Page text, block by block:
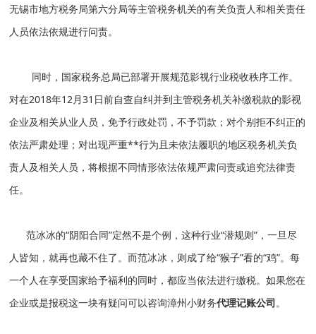
无锡市地方税务局第六分局等主管税务机关的有关负责人和相关责任
人员依法依规进行问责。
同时，国家税务总局已部署开展规范影视行业税收秩序工作。
对在2018年12月31日前自查自纠并到主管税务机关补缴税款的影视
企业及相关从业人员，免予行政处罚，不予罚款；对个别拒不纠正的
依法严肃处理；对出现严重**行为且未依法履职的地区税务机关负
责人及相关人员，将根据不同情形依法依规严肃问责或追究法律责
任。
范冰冰的“阴阳合同”定然不是个例，这种行业“潜规则”，一旦尽
人皆知，就再也藏不住了。而范冰冰，则成了给“猴子”看的“鸡”。每
一个人在享受国家给予福利的同时，都应当依法进行缴税。如果您在
企业或是报税这一块有疑问可以咨询漳州小财务代理记账公司。